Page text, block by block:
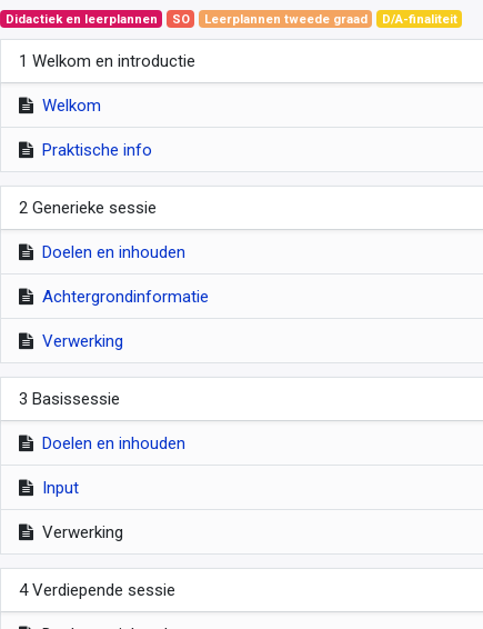
Didactiek en leerplannen SO Leerplannen tweede graad D/A-finaliteit
1 Welkom en introductie
Welkom
Praktische info
2 Generieke sessie
Doelen en inhouden
Achtergrondinformatie
Verwerking
3 Basissessie
Doelen en inhouden
Input
Verwerking
4 Verdiepende sessie